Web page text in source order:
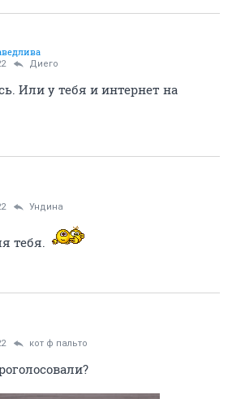
Диего
Или у тебя и интернет на
Ундинa
тебя.
кот ф пальто